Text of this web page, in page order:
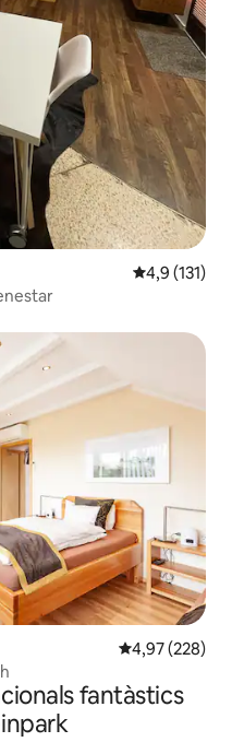
4,9 de
4,9 (131)
4,97 de
4,97 (228)
fantàstics